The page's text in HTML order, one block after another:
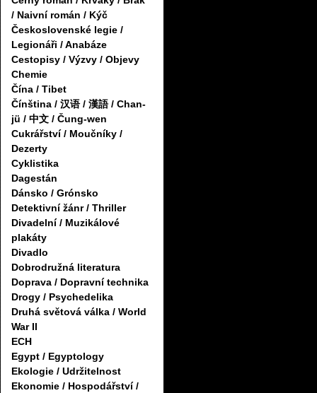
/ Naivní román / Kýč
Československé legie /
Legionáři / Anabáze
Cestopisy / Výzvy / Objevy
Chemie
Čína / Tibet
Čínština / 汉语 / 漢語 / Chan-
jü / 中文 / Čung-wen
Cukrářství / Moučníky /
Dezerty
Cyklistika
Dagestán
Dánsko / Grónsko
Detektivní žánr / Thriller
Divadelní / Muzikálové
plakáty
Divadlo
Dobrodružná literatura
Doprava / Dopravní technika
Drogy / Psychedelika
Druhá světová válka / World
War II
ECH
Egypt / Egyptology
Ekologie / Udržitelnost
Ekonomie / Hospodářství /